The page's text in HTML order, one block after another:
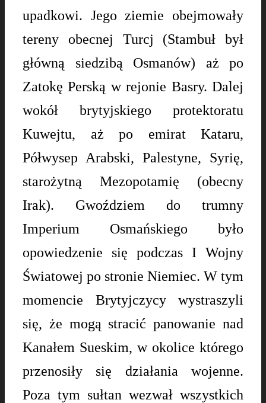
upadkowi. Jego ziemie obejmowały
tereny obecnej Turcj (Stambuł był
główną siedzibą Osmanów) aż po
Zatokę Perską w rejonie Basry. Dalej
wokół brytyjskiego protektoratu
Kuwejtu, aż po emirat Kataru,
Półwysep Arabski, Palestyne, Syrię,
starożytną Mezopotamię (obecny
Irak). Gwoździem do trumny
Imperium Osmańskiego było
opowiedzenie się podczas I Wojny
Światowej po stronie Niemiec. W tym
momencie Brytyjczycy wystraszyli
się, że mogą stracić panowanie nad
Kanałem Sueskim, w okolice którego
przenosiły się działania wojenne.
Poza tym sułtan wezwał wszystkich